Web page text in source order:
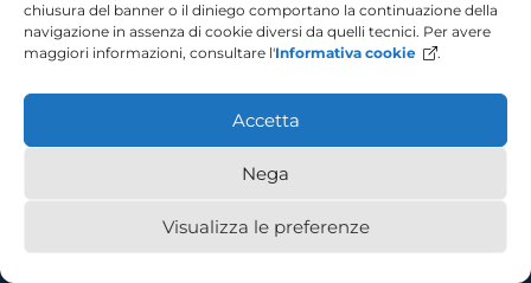
chiusura del banner o il diniego comportano la continuazione della
navigazione in assenza di cookie diversi da quelli tecnici. Per avere
maggiori informazioni, consultare l'Informativa cookie .
Accetta
Nega
Visualizza le preferenze
Navigazione
Ester Colizza Elisa Zilli
Piazzale Europa, 1 - 34127 - Trieste, Italia - Tel +39 040 558 7111 - P.IVA
00211830328 - C.F. 80013890324 - P.E.C. ateneo@pec.units.it
Privacy Policy Cookie Policy